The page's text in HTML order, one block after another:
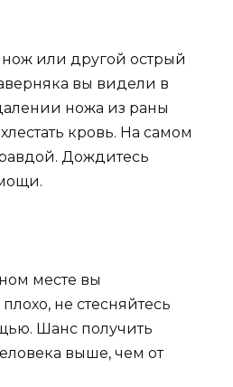
или другой острый
вы видели в
ножа из раны
кровь. На самом
Дождитесь
месте вы
не стесняйтесь
Шанс получить
выше, чем от